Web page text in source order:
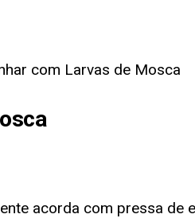
com Larvas de Mosca
acorda com pressa